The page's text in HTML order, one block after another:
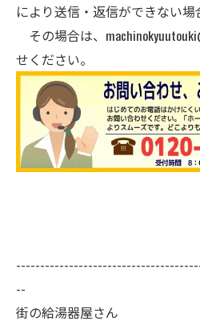
により送信・返信ができない場
その場合は、
せください。
--
街の給湯器屋さん